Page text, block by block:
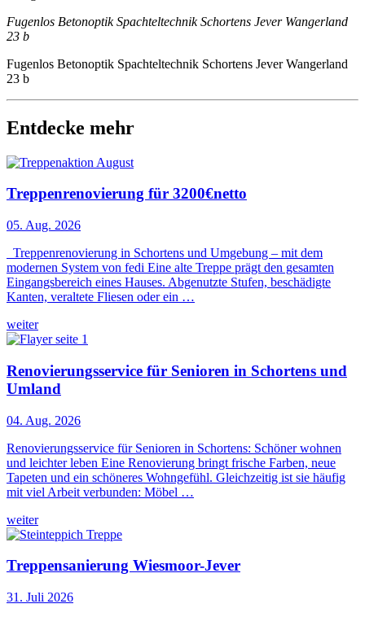
Fugenlos Betonoptik Spachteltechnik Schortens Jever Wangerland
23 b
Fugenlos Betonoptik Spachteltechnik Schortens Jever Wangerland
23 b
Entdecke mehr
Treppenrenovierung für 3200€netto
05. Aug. 2026
Treppenrenovierung in Schortens und Umgebung – mit dem
modernen System von fedi Eine alte Treppe prägt den gesamten
Eingangsbereich eines Hauses. Abgenutzte Stufen, beschädigte
Kanten, veraltete Fliesen oder ein …
weiter
Renovierungsservice für Senioren in Schortens und
Umland
04. Aug. 2026
Renovierungsservice für Senioren in Schortens: Schöner wohnen
und leichter leben Eine Renovierung bringt frische Farben, neue
Tapeten und ein schöneres Wohngefühl. Gleichzeitig ist sie häufig
mit viel Arbeit verbunden: Möbel …
weiter
Treppensanierung Wiesmoor-Jever
31. Juli 2026